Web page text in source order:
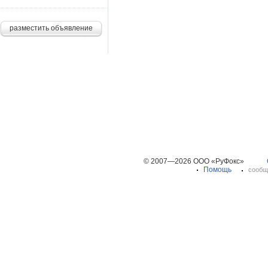
разместить объявление
© 2007—2026 ООО «РуФокс»
Помощь